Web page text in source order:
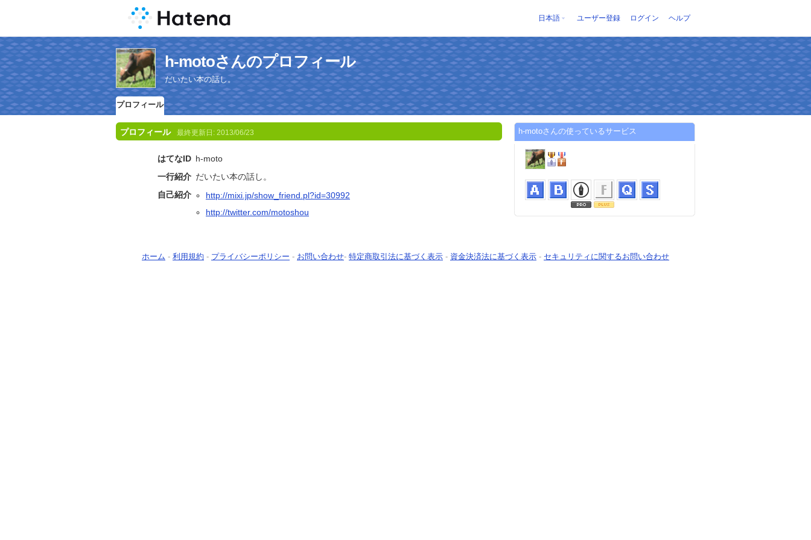
日本語 ユーザー登録 ログイン ヘルプ
h-motoさんのプロフィール
だいたい本の話し。
プロフィール
プロフィール 最終更新日: 2013/06/23
はてなID h-moto
一行紹介 だいたい本の話し。
自己紹介
http://mixi.jp/show_friend.pl?id=30992
http://twitter.com/motoshou
h-motoさんの使っているサービス
ホーム - 利用規約 - プライバシーポリシー - お問い合わせ- 特定商取引法に基づく表示 - 資金決済法に基づく表示 - セキュリティに関するお問い合わせ